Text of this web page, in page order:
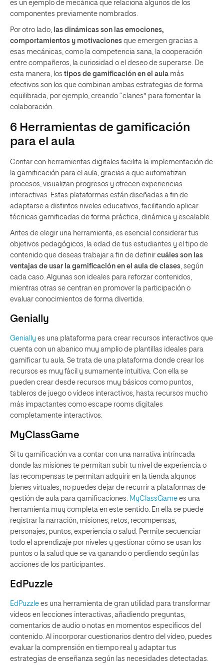
es un ejemplo de mecánica que relaciona algunos de los
componentes previamente nombrados.
Por otro lado,
las dinámicas son las emociones,
comportamientos y motivaciones que emergen gracias a
esas mecánicas, como la competencia sana, la cooperación
entre compañeros, la curiosidad o el deseo de superarse. De
esta manera, los tipos de gamificación en el aula más
efectivos son los que combinan ambas estrategias de forma
equilibrada, por ejemplo, creando “clanes” para fomentar la
colaboración.
6 Herramientas de gamificación
para el aula
Contar con herramientas digitales facilita la implementación de
la gamificación para el aula, gracias a que automatizan
procesos, visualizan progresos y ofrecen experiencias
interactivas. Estas plataformas están diseñadas a fin de
adaptarse a distintos niveles educativos, facilitando aplicar
técnicas gamificadas de forma práctica, dinámica y escalable.
Antes de elegir una herramienta, es esencial considerar tus
objetivos pedagógicos, la edad de tus estudiantes y el tipo de
contenido que deseas trabajar a fin de definir cuáles son las
ventajas de usar la gamificación en el aula de clases , según
cada caso. Algunas son ideales para reforzar contenidos,
mientras otras se centran en promover la participación o
evaluar conocimientos de forma divertida.
Genially
Genially es una plataforma para crear recursos interactivos que
cuenta con un abanico muy amplio de plantillas ideales para
gamificar tu aula. Se trata de una plataforma donde crear los
recursos es muy fácil y sumamente intuitiva. Con ella se
pueden crear desde recursos muy básicos como puntos,
tableros de juego o vídeos interactivos, hasta recursos mucho
más impactantes como escape rooms digitales
completamente interactivos.
MyClassGame
Si tu gamificación va a contar con una narrativa intrincada
donde las misiones te permitan subir tu nivel de experiencia o
las recompensas te permitan adquirir en la tienda algunos
bienes virtuales, no puedes dejar de recurrir a plataformas de
gestión de aula para gamificaciones.
MyClassGame es una
herramienta muy completa en este sentido. En ella se puede
registrar la narración, misiones, retos, recompensas,
personajes, puntos, experiencia o salud. Permite secuenciar
todo el aprendizaje por niveles y gestionar cómo se usan los
puntos o la salud que se va ganando o perdiendo según las
acciones de los participantes.
EdPuzzle
EdPuzzle es una herramienta de gran utilidad para transformar
videos en lecciones interactivas, añadiendo preguntas,
comentarios de audio o notas en momentos específicos del
contenido. Al incorporar cuestionarios dentro del video, puedes
evaluar la comprensión en tiempo real y adaptar tus
estrategias de enseñanza según las necesidades detectadas.